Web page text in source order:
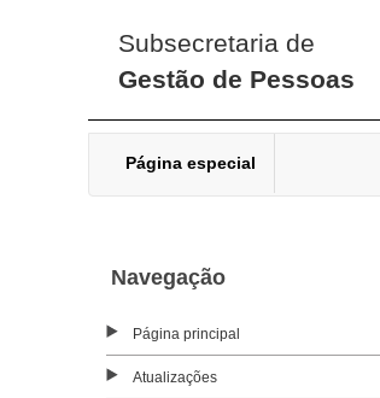
Subsecretaria de
Gestão de Pessoas
Página especial
Navegação
Página principal
Atualizações